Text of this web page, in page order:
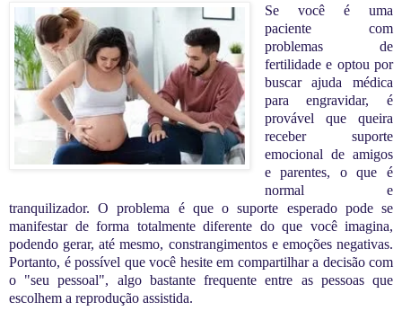
Se você é uma
paciente com
problemas de
fertilidade e optou por
buscar ajuda médica
para engravidar, é
provável que queira
receber suporte
emocional de amigos
e parentes, o que é
normal e
tranquilizador. O problema é que o suporte esperado pode se
manifestar de forma totalmente diferente do que você imagina,
podendo gerar, até mesmo, constrangimentos e emoções negativas.
Portanto, é possível que você hesite em compartilhar a decisão com
o "seu pessoal", algo bastante frequente entre as pessoas que
escolhem a reprodução assistida.